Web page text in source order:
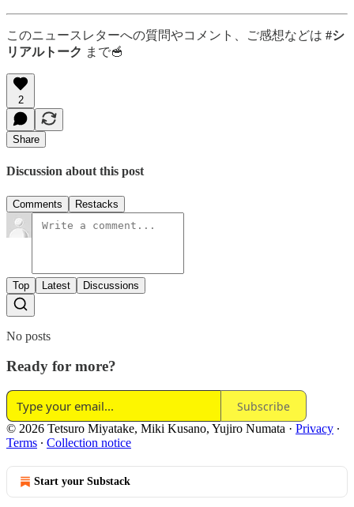
このニュースレターへの質問やコメント、ご感想などは #シ
リアルトーク まで🥣
2
Share
Discussion about this post
Comments Restacks
Top Latest Discussions
No posts
Ready for more?
Subscribe
© 2026 Tetsuro Miyatake, Miki Kusano, Yujiro Numata · Privacy ∙
Terms ∙ Collection notice
Start your Substack